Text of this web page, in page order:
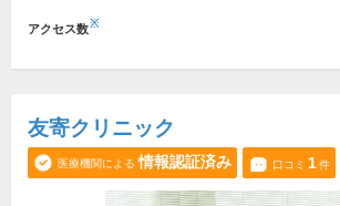
アクセス数※
友寄クリニック
医療機関による 情報認証済み 口コミ 1件